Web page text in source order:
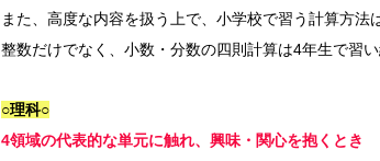
また、高度な内容を扱う上で、小学校で習う計算方法
整数だけでなく、小数・分数の四則計算は4年生で習い
○理科○
4領域の代表的な単元に触れ、興味・関心を抱くとき